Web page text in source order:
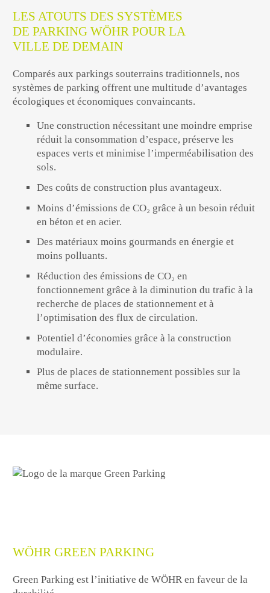
LES ATOUTS DES SYSTÈMES
DE PARKING WÖHR POUR LA
VILLE DE DEMAIN
Comparés aux parkings souterrains traditionnels, nos
systèmes de parking offrent une multitude d’avantages
écologiques et économiques convaincants.
Une construction nécessitant une moindre emprise
réduit la consommation d’espace, préserve les
espaces verts et minimise l’imperméabilisation des
sols.
Des coûts de construction plus avantageux.
Moins d’émissions de CO₂ grâce à un besoin réduit
en béton et en acier.
Des matériaux moins gourmands en énergie et
moins polluants.
Réduction des émissions de CO₂ en
fonctionnement grâce à la diminution du trafic à la
recherche de places de stationnement et à
l’optimisation des flux de circulation.
Potentiel d’économies grâce à la construction
modulaire.
Plus de places de stationnement possibles sur la
même surface.
WÖHR GREEN PARKING
Green Parking est l’initiative de WÖHR en faveur de la